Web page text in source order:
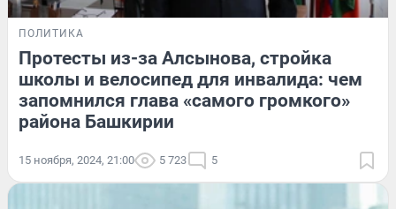
ПОЛИТИКА
Протесты из-за Алсынова, стройка
школы и велосипед для инвалида: чем
запомнился глава «самого громкого»
района Башкирии
15 ноября, 2024, 21:00 5 723 5